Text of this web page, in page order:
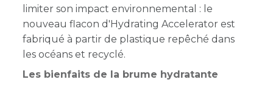
limiter son impact environnemental : le
nouveau flacon d'Hydrating Accelerator est
fabriqué à partir de plastique repêché dans
les océans et recyclé.
Les bienfaits de la brume hydratante